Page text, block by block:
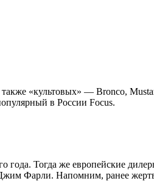
также «культовых» — Bronco,
в России Focus.
Тогда же европейские
Фарли. Напомним, ранее